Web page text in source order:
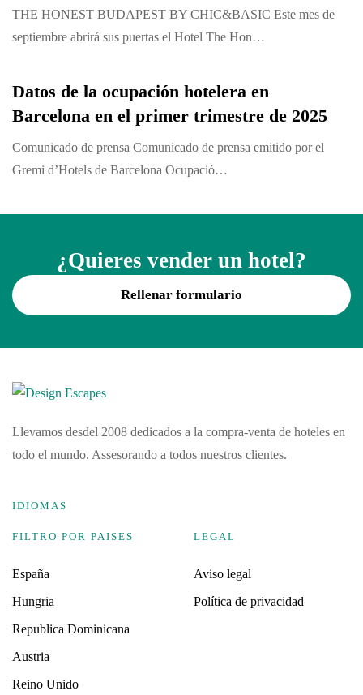
THE HONEST BUDAPEST BY CHIC&BASIC Este mes de
septiembre abrirá sus puertas el Hotel The Hon…
Datos de la ocupación hotelera en
Barcelona en el primer trimestre de 2025
Comunicado de prensa Comunicado de prensa emitido por el
Gremi d’Hotels de Barcelona Ocupació…
¿Quieres vender un hotel?
Rellenar formulario
Llevamos desdel 2008 dedicados a la compra-venta de hoteles en
todo el mundo. Assesorando a todos nuestros clientes.
IDIOMAS
FILTRO POR PAISES
España
Hungria
Republica Dominicana
Austria
Reino Unido
LEGAL
Aviso legal
Política de privacidad